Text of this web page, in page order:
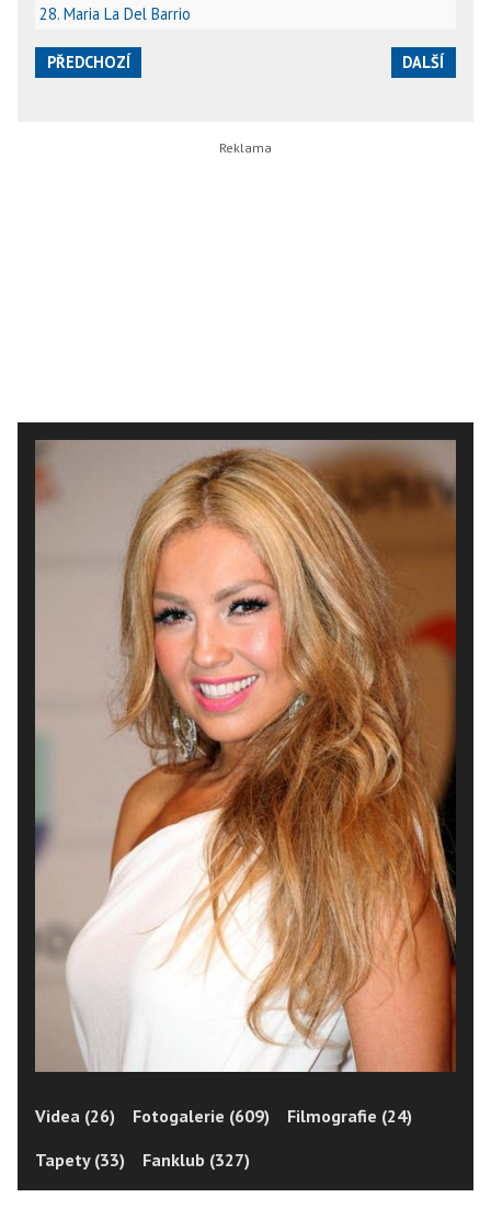
28. Maria La Del Barrio
PŘEDCHOZÍ DALŠÍ
Videa (26) Fotogalerie (609)
Filmografie (24)
Tapety (33)
Fanklub (327)